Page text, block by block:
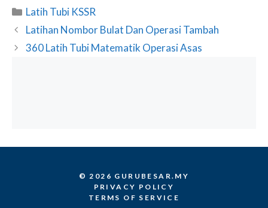
Categories
Latih Tubi KSSR
Latihan Nombor Bulat Dan Operasi Tambah
360 Latih Tubi Matematik Operasi Asas
© 2026 GURUBESAR.MY
PRIVACY POLICY
TERMS OF SERVICE